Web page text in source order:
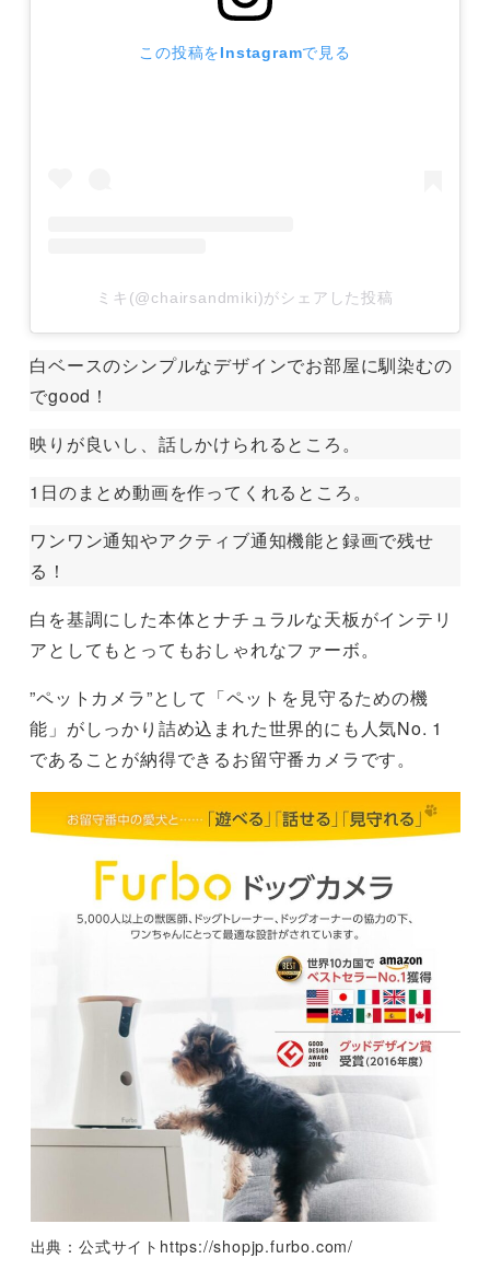
この投稿をInstagramで見る
ミキ(@chairsandmiki)がシェアした投稿
白ベースのシンプルなデザインでお部屋に馴染むの
でgood！
映りが良いし、話しかけられるところ。
1日のまとめ動画を作ってくれるところ。
ワンワン通知やアクティブ通知機能と録画で残せ
る！
白を基調にした本体とナチュラルな天板がインテリ
アとしてもとってもおしゃれなファーボ。
”ペットカメラ”として「ペットを見守るための機
能」がしっかり詰め込まれた世界的にも人気No. 1
であることが納得できるお留守番カメラです。
出典：公式サイトhttps://shopjp.furbo.com/